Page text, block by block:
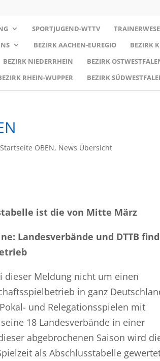
SPORTJUGEND-WTTV
BEZIRK AACHEN-EUREGIO BEZIRK
BEZIRK NIEDERRHEIN BEZIRK
RHEIN-WUPPER BEZIRK
OBEN, News Übersicht
ist die von Mitte März
Landesverbände und DTTB
dieser Meldung nicht um einen
in ganz
und Relegationsspielen mit
18 Landesverbände in einer
abgebrochenen Saison wird
als Abschlusstabelle